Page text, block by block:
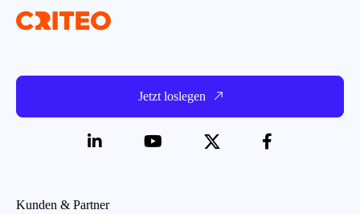
Jetzt loslegen
Kunden & Partner